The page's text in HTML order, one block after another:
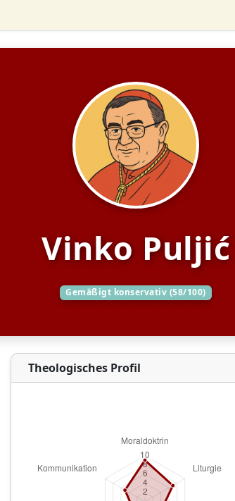
Vinko Puljić
Gemäßigt konservativ (58/100)
Theologisches Profil